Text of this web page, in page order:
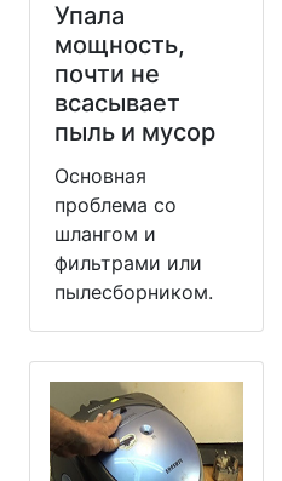
Упала
мощность,
почти не
всасывает
пыль и мусор
Основная
проблема со
шлангом и
фильтрами или
пылесборником.